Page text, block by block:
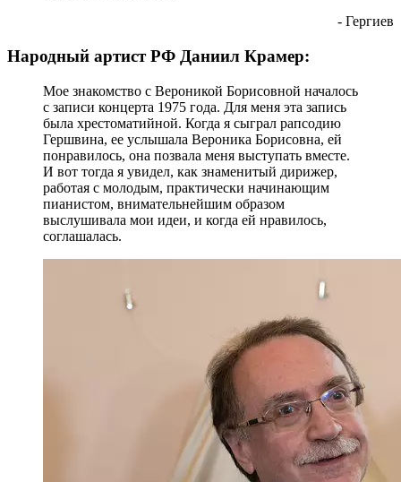
- Гергиев
Народный артист РФ Даниил Крамер:
Мое знакомство с Вероникой Борисовной началось
с записи концерта 1975 года. Для меня эта запись
была хрестоматийной. Когда я сыграл рапсодию
Гершвина, ее услышала Вероника Борисовна, ей
понравилось, она позвала меня выступать вместе.
И вот тогда я увидел, как знаменитый дирижер,
работая с молодым, практически начинающим
пианистом, внимательнейшим образом
выслушивала мои идеи, и когда ей нравилось,
соглашалась.